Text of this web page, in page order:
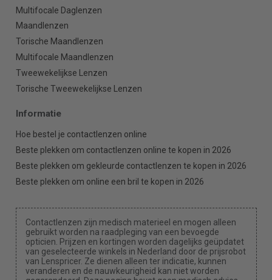
Multifocale Daglenzen
Maandlenzen
Torische Maandlenzen
Multifocale Maandlenzen
Tweewekelijkse Lenzen
Torische Tweewekelijkse Lenzen
Informatie
Hoe bestel je contactlenzen online
Beste plekken om contactlenzen online te kopen in 2026
Beste plekken om gekleurde contactlenzen te kopen in 2026
Beste plekken om online een bril te kopen in 2026
Contactlenzen zijn medisch materieel en mogen alleen
gebruikt worden na raadpleging van een bevoegde
opticien. Prijzen en kortingen worden dagelijks geüpdatet
van geselecteerde winkels in Nederland door de prijsrobot
van Lenspricer. Ze dienen alleen ter indicatie, kunnen
veranderen en de nauwkeurigheid kan niet worden